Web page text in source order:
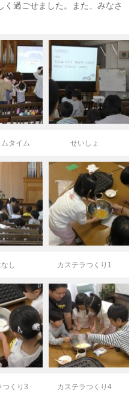
過ごせました。また、みなさ
タイム せいしょ
し カステラつくり1
つくり3 カステラつくり4